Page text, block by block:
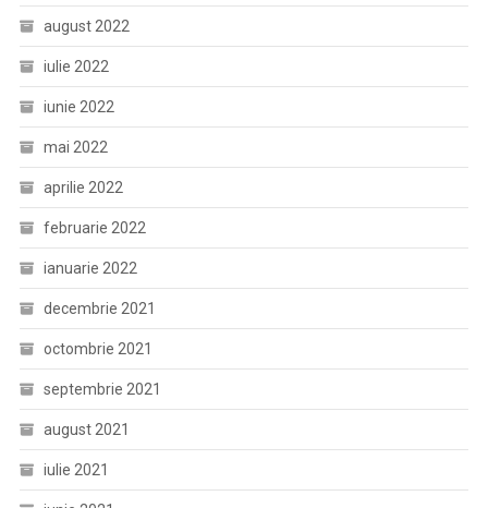
august 2022
iulie 2022
iunie 2022
mai 2022
aprilie 2022
februarie 2022
ianuarie 2022
decembrie 2021
octombrie 2021
septembrie 2021
august 2021
iulie 2021